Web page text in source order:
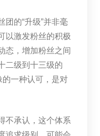
团的“升级”并非毫
以激发粉丝的积极
态，增加粉丝之间
二级到十三级的
的一种认可，是对
不承认，这个体系